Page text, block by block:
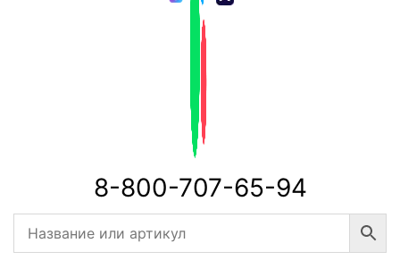
8-800-707-65-94